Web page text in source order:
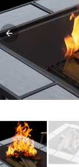
Previous slide